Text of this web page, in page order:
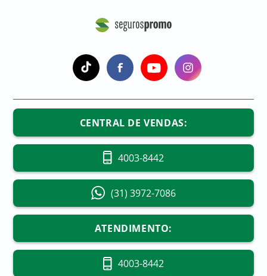
CENTRAL DE VENDAS:
4003-8442
(31) 3972-7086
ATENDIMENTO:
4003-8442